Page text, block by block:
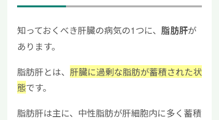
知っておくべき肝臓の病気の1つに、 脂肪肝が
あります。
脂肪肝とは、 肝臓に過剰な脂肪が蓄積された状
態です。
脂肪肝は主に、中性脂肪が肝細胞内に多く蓄積